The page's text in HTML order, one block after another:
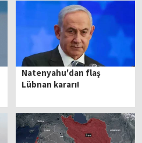
Natenyahu'dan flaş
Lübnan kararı!